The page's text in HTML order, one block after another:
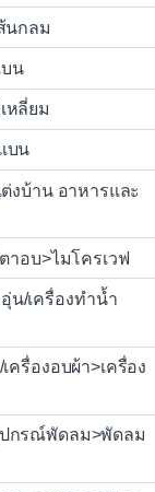
นกลม
น
หลี่ยม
บน
งบ้าน อาหารและ
าอบ>ไมโครเวฟ
น/เครื่องทำน้ำ
ครื่องอบผ้า>เครื่อง
ปกรณ์พัดลม>พัดลม